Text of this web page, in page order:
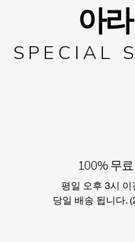
아
SPECIAL
100% 무
평일 오후 3시 이
당일 배송 됩니다.